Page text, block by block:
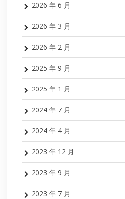
2026 年 6 月
2026 年 3 月
2026 年 2 月
2025 年 9 月
2025 年 1 月
2024 年 7 月
2024 年 4 月
2023 年 12 月
2023 年 9 月
2023 年 7 月